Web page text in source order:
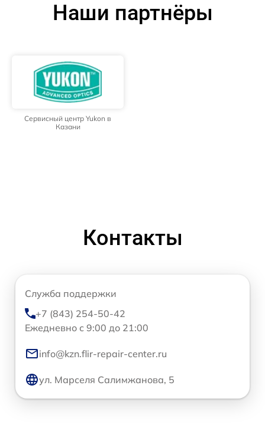
Наши партнёры
Сервисный центр Yukon в
Казани
Контакты
Служба поддержки
+7 (843) 254-50-42
Ежедневно с 9:00 до 21:00
info@kzn.flir-repair-center.ru
ул. Марселя Салимжанова, 5